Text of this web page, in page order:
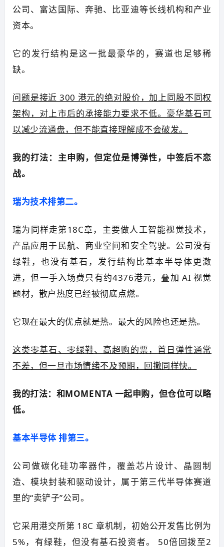
公司、富达国际、奔驰、比亚迪等长线机构和产业
资本。
它的发行结构是这一批最豪华的，赛道也足够稀
缺。
问题是接近 300 港元的绝对股价，加上同股不同权
架构，对上市后的承接能力要求不低。豪华基石可
以减少流通盘，但不能直接理解成不会破发。
我的打法：主申购，但定位是博弹性，中签后不恋
战。
瑞为技术排第二。
瑞为同样走第18C章，主要做人工智能视觉技术，
产品应用于民航、商业空间和安全驾驶。公司没有
绿鞋，也没有基石，发行结构比基本半导体更激
进，但一手入场费只有约4376港元，叠加 AI 视觉
题材，散户热度已经被彻底点燃。
它现在最大的优点就是热。最大的风险也还是热。
这类零基石、零绿鞋、高超购的票，首日弹性通常
不差，但一旦市场情绪不及预期，回撤同样快。
我的打法：和MOMENTA 一起申购，但仓位可以略
低。
基本半导体 排第三。
公司做碳化硅功率器件，覆盖芯片设计、晶圆制
造、模块封装和驱动设计，属于第三代半导体赛道
里的“卖铲子”公司。
它采用港交所第 18C 章机制，初始公开发售比例为
5%，有绿鞋，但没有基石投资者。 50倍回拨至2